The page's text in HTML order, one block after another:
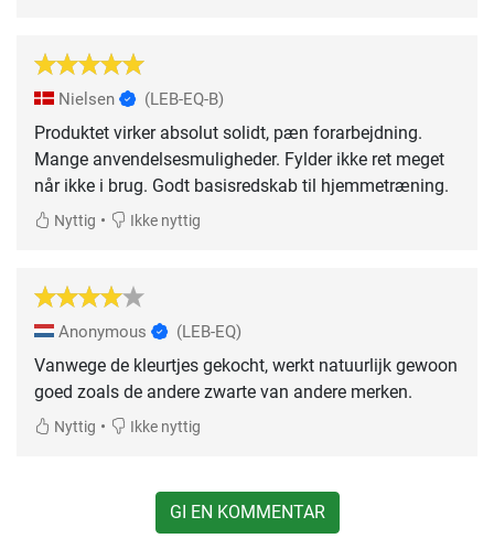
Nielsen (LEB-EQ-B)
Produktet virker absolut solidt, pæn forarbejdning.
Mange anvendelsesmuligheder. Fylder ikke ret meget
når ikke i brug. Godt basisredskab til hjemmetræning.
Nyttig • Ikke nyttig
Anonymous (LEB-EQ)
Vanwege de kleurtjes gekocht, werkt natuurlijk gewoon
goed zoals de andere zwarte van andere merken.
Nyttig • Ikke nyttig
GI EN KOMMENTAR